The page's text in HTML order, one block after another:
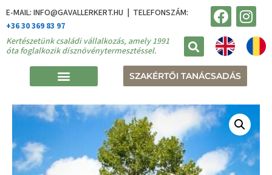
E-MAIL: INFO@GAVALLERKERT.HU | TELEFONSZÁM:
+36 30 369 83 97
Kertészetünk családi vállalkozás, amely 1991
óta foglalkozik dísznövénytermesztéssel.
SZAKÉRTŐI TANÁCSADÁS